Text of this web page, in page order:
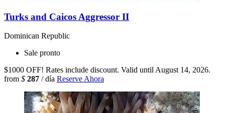
Turks and Caicos Aggressor II
Dominican Republic
Sale pronto
$1000 OFF! Rates include discount. Valid until August 14, 2026.
from $ 287 / día Reserve Ahora